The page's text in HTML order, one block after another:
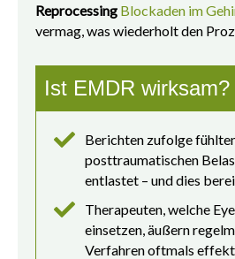
Reprocessing Blockaden im
vermag, was wiederholt den
Ist EMDR wirksam?
Berichten zufolge
posttraumatischen
entlastet – und dies
Therapeuten, welche
einsetzen, äußern
Verfahren oftmals